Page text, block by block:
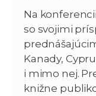
Na
so svojimi
Kanady,
i mimo nej.
knižne